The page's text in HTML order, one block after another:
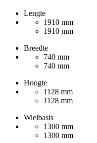
Lengte
1910 mm
1910 mm
Breedte
740 mm
740 mm
Hoogte
1128 mm
1128 mm
Wielbasis
1300 mm
1300 mm